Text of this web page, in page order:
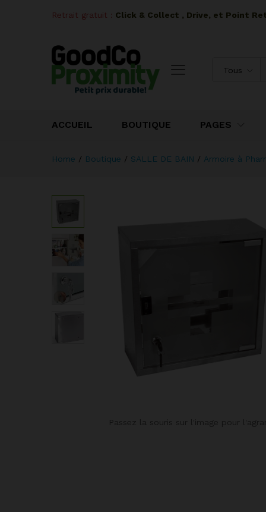
Retrait gratuit : Click & Collect , Drive, et Point
Tous
ACCUEIL BOUTIQUE PAGES
Home / Boutique / SALLE DE BAIN / Armoire à